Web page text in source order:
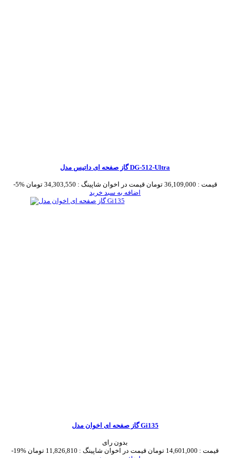
گاز صفحه ای داتیس مدل DG-512-Ultra
-5% قیمت : 36,109,000 تومان قیمت در اخوان شاپینگ : 34,303,550 تومان
اضافه به سبد خرید
گاز صفحه ای اخوان مدل Gi135
بدون رای
-19%
قیمت : 14,601,000 تومان قیمت در اخوان شاپینگ : 11,826,810 تومان